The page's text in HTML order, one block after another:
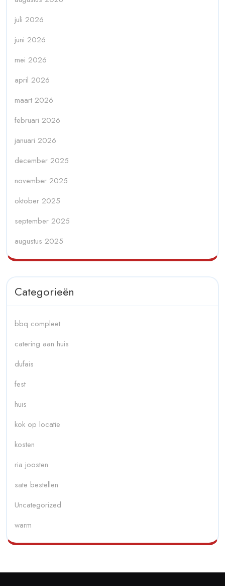
juli 2026
juni 2026
mei 2026
april 2026
maart 2026
februari 2026
januari 2026
december 2025
november 2025
oktober 2025
september 2025
augustus 2025
Categorieën
bbq compleet
catering aan huis
dufais
fest
huis
kok op locatie
kosten
ria joosten
sate bestellen
Uncategorized
warm